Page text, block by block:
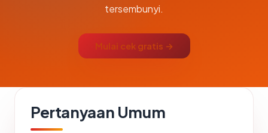
tersembunyi.
Mulai cek gratis →
Pertanyaan Umum